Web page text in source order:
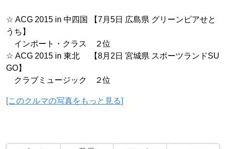
☆ ACG 2015 in 中四国 【7月5日 広島県 グリーンピアせと
うち】
インポート・クラス ２位
☆ ACG 2015 in 東北 【8月2日 宮城県 スポーツランドSU
GO】
クラブミュージック ２位
[このクルマの写真をもっと見る]